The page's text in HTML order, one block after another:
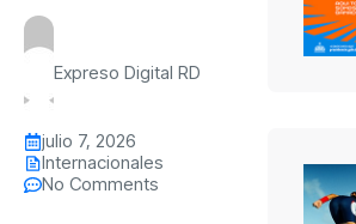
Expreso Digital RD
julio 7, 2026
Internacionales
No Comments